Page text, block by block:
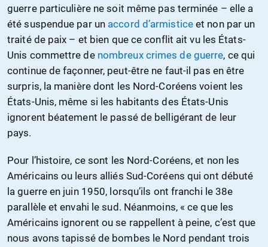
guerre particulière ne soit même pas terminée – elle a
été suspendue par un accord d’armisticeet non par un
traité de paix – et bien que ce conflit ait vu les États-
Unis commettre de nombreux crimes de guerre, ce qui
continue de façonner, peut-être ne faut-il pas en être
surpris, la manière dont les Nord-Coréens voient les
États-Unis, même si les habitants des États-Unis
ignorent béatement le passé de belligérant de leur
pays.
Pour l’histoire, ce sont les Nord-Coréens, et non les
Américains ou leurs alliés Sud-Coréens qui ont débuté
la guerre en juin 1950, lorsqu’ils ont franchi le 38e
parallèle et envahi le sud. Néanmoins, « ce que les
Américains ignorent ou se rappellent à peine, c’est que
nous avons tapissé de bombes le Nord pendant trois